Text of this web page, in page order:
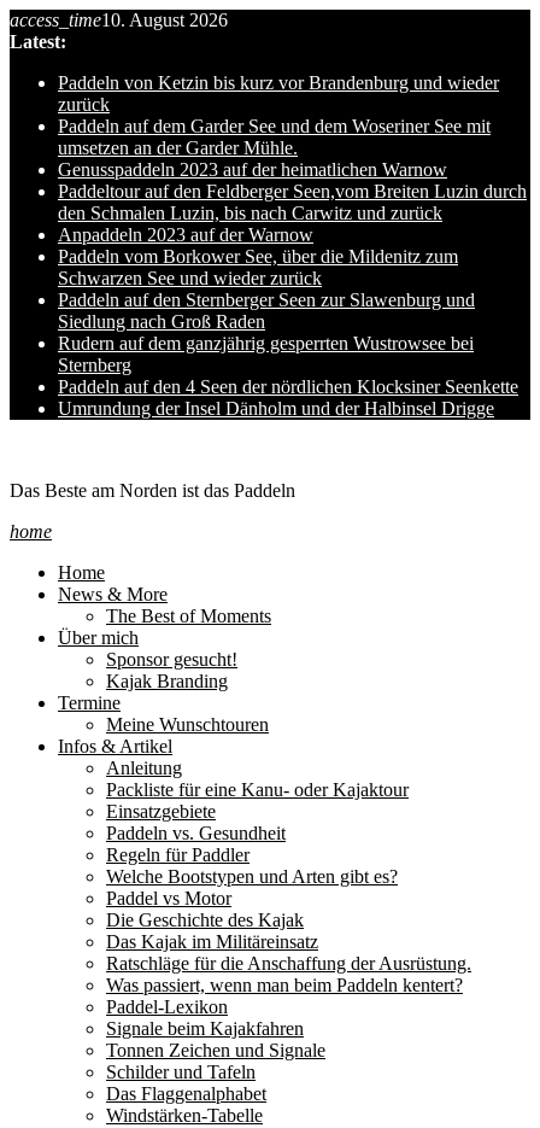
Skip
to
content
access_time10. August 2026
Latest:
Paddeln von Ketzin bis kurz vor Brandenburg und wieder
zurück
Paddeln auf dem Garder See und dem Woseriner See mit
umsetzen an der Garder Mühle.
Genusspaddeln 2023 auf der heimatlichen Warnow
Paddeltour auf den Feldberger Seen,vom Breiten Luzin durch
den Schmalen Luzin, bis nach Carwitz und zurück
Anpaddeln 2023 auf der Warnow
Paddeln vom Borkower See, über die Mildenitz zum
Schwarzen See und wieder zurück
Paddeln auf den Sternberger Seen zur Slawenburg und
Siedlung nach Groß Raden
Rudern auf dem ganzjährig gesperrten Wustrowsee bei
Sternberg
Paddeln auf den 4 Seen der nördlichen Klocksiner Seenkette
Umrundung der Insel Dänholm und der Halbinsel Drigge
Das Beste am Norden ist das Paddeln
home
Home
News & More
The Best of Moments
Über mich
Sponsor gesucht!
Kajak Branding
Termine
Meine Wunschtouren
Infos & Artikel
Anleitung
Packliste für eine Kanu- oder Kajaktour
Einsatzgebiete
Paddeln vs. Gesundheit
Regeln für Paddler
Welche Bootstypen und Arten gibt es?
Paddel vs Motor
Die Geschichte des Kajak
Das Kajak im Militäreinsatz
Ratschläge für die Anschaffung der Ausrüstung.
Was passiert, wenn man beim Paddeln kentert?
Paddel-Lexikon
Signale beim Kajakfahren
Tonnen Zeichen und Signale
Schilder und Tafeln
Das Flaggenalphabet
Windstärken-Tabelle